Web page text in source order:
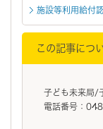
施設等利用給付
この記事につ
子ども未来局/
電話番号：